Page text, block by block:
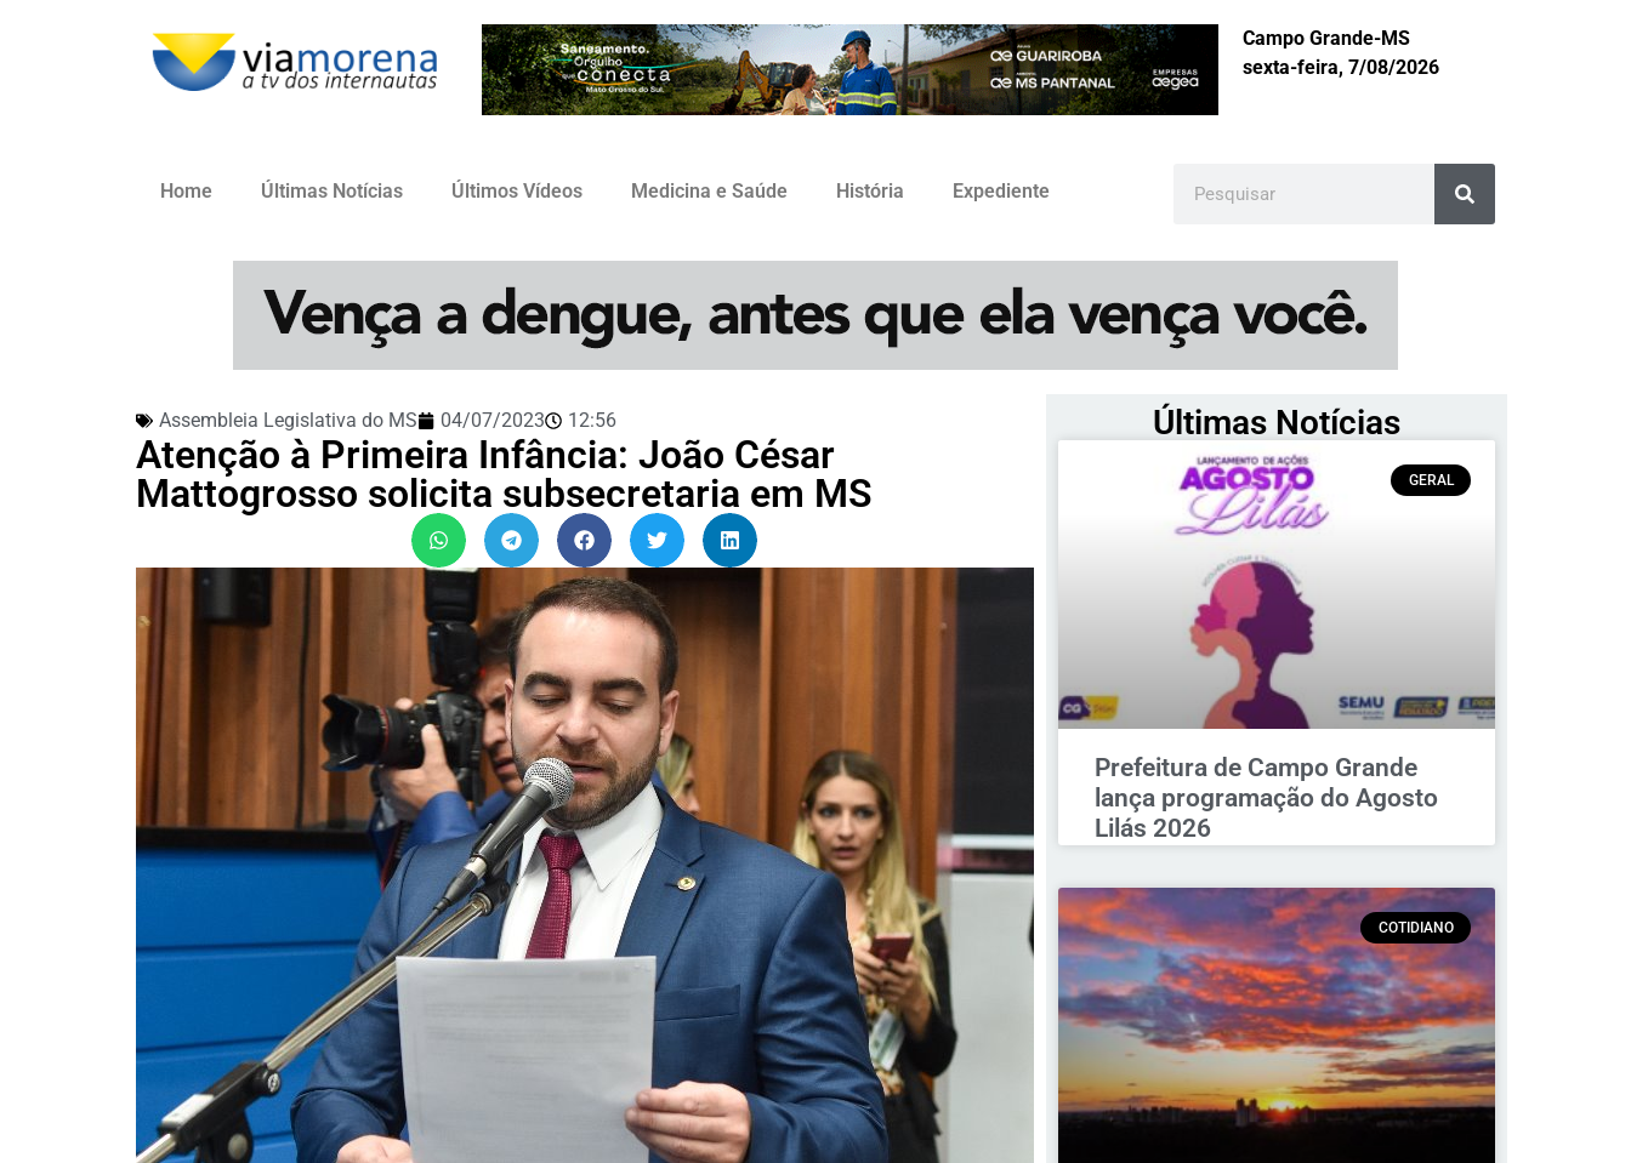
Campo Grande-MS
sexta-feira, 7/08/2026
Home Últimas Notícias Últimos Vídeos Medicina e Saúde História Expediente
Assembleia Legislativa do MS 04/07/2023 12:56
Atenção à Primeira Infância: João César
Mattogrosso solicita subsecretaria em MS
Últimas Notícias
GERAL
Prefeitura de Campo Grande
lança programação do Agosto
Lilás 2026
COTIDIANO